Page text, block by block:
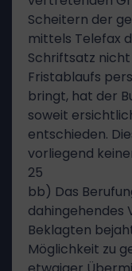
Scheitern der
mittels Telefax
Schriftsatz
Fristablaufs
bringt, hat der
soweit
entschieden.
vorliegend
25
bb) Das
dahingehendes
Beklagten
Möglichkeit zu